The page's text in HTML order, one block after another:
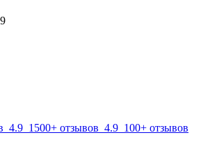
4.9 1500+ отзывов 4.9 100+ отзывов